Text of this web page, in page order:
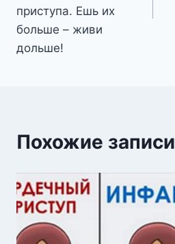
приступа. Ешь их
больше – живи
дольше!
Похожие записи